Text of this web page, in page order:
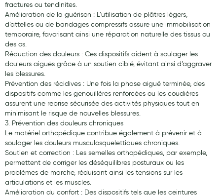
Santé séniors
Anti acariens, anti gale, anti tiques, insectifuges
Vétérinaire
Incontinence
Ronflement
Autotests
Protections auditives
Lunettes
Piluliers
Matériel medical
fractures ou tendinites.
Amélioration de la guérison : L’utilisation de plâtres légers,
d’attelles ou de bandages compressifs assure une immobilisation
temporaire, favorisant ainsi une réparation naturelle des tissus ou
des os.
Réduction des douleurs : Ces dispositifs aident à soulager les
douleurs aiguës grâce à un soutien ciblé, évitant ainsi d’aggraver
les blessures.
Prévention des récidives : Une fois la phase aiguë terminée, des
dispositifs comme les genouillères renforcées ou les coudières
assurent une reprise sécurisée des activités physiques tout en
minimisant le risque de nouvelles blessures.
3. Prévention des douleurs chroniques
Le matériel orthopédique contribue également à prévenir et à
soulager les douleurs musculosquelettiques chroniques.
Soutien et correction : Les semelles orthopédiques, par exemple,
permettent de corriger les déséquilibres posturaux ou les
problèmes de marche, réduisant ainsi les tensions sur les
articulations et les muscles.
Amélioration du confort : Des dispositifs tels que les ceintures